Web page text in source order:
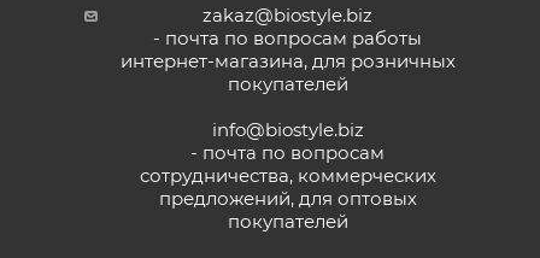
zakaz@biostyle.biz
- почта по вопросам работы
интернет-магазина, для розничных
покупателей
info@biostyle.biz
- почта по вопросам
сотрудничества, коммерческих
предложений, для оптовых
покупателей